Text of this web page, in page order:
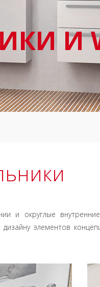
И
и округлые
элементов